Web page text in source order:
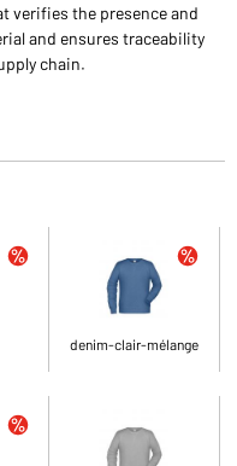
verifies the presence and
and ensures traceability
chain.
denim-clair-mélange